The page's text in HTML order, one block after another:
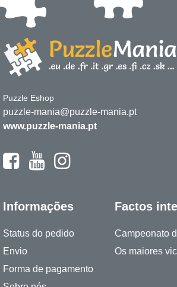
Puzzle Eshop
puzzle-mania@puzzle-mania.pt
www.puzzle-mania.pt
Informações
Status do pedido
Envio
Forma de pagamento
Factos
Campeonato
Os maiores